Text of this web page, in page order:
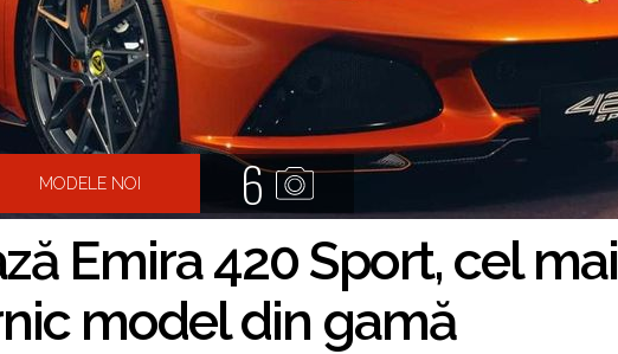
MODELE NOI 6
Emira 420 Sport, cel mai
model din gamă